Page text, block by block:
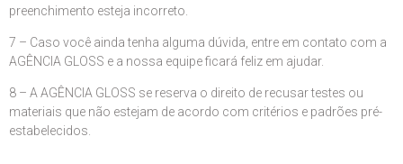
preenchimento esteja incorreto.
7 – Caso você ainda tenha alguma dúvida, entre em contato com a
AGÊNCIA GLOSS e a nossa equipe ficará feliz em ajudar.
8 – A AGÊNCIA GLOSS se reserva o direito de recusar testes ou
materiais que não estejam de acordo com critérios e padrões pré-
estabelecidos.